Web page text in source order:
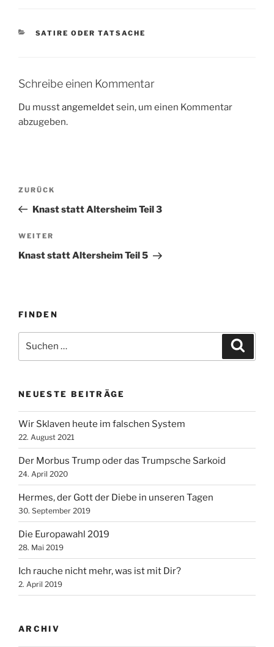
KATEGORIEN
SATIRE ODER TATSACHE
Schreibe einen Kommentar
Du musstangemeldetsein, um einen Kommentar
abzugeben.
Beitragsnavigation
Vorheriger
Beitrag
ZURÜCK
Knast statt Altersheim Teil 3
Nächster
Beitrag
WEITER
Knast statt Altersheim Teil 5
FINDEN
nach:
NEUESTE BEITRÄGE
Wir Sklaven heute im falschen System
22. August 2021
Der Morbus Trump oder das Trumpsche Sarkoid
24. April 2020
Hermes, der Gott der Diebe in unseren Tagen
30. September 2019
Die Europawahl 2019
28. Mai 2019
Ich rauche nicht mehr, was ist mit Dir?
2. April 2019
ARCHIV